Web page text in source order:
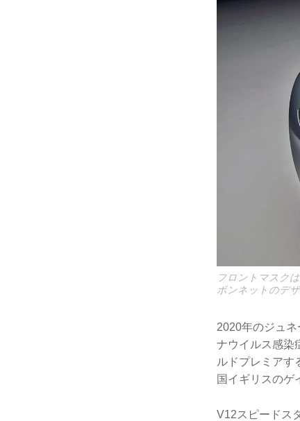
フロントマスク
ボンネットのデザ
2020年のジュ
ナウイルス感染
ルドプレミアす
国イギリスのゲ
V12スピードス